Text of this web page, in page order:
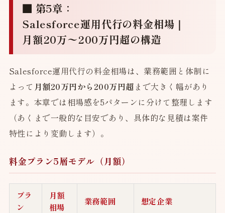
■ 第5章：
Salesforce運用代行の料金相場｜
月額20万〜200万円超の構造
Salesforce運用代行の料金相場は、業務範囲と体制に
よって 月額20万円から200万円超 まで大きく幅があり
ます。本章では相場感を5パターンに分けて整理します
（あくまで一般的な目安であり、具体的な見積は案件
特性により変動します）。
料金プラン5層モデル（月額）
プラ
ン
月額
相場
業務範囲 想定企業